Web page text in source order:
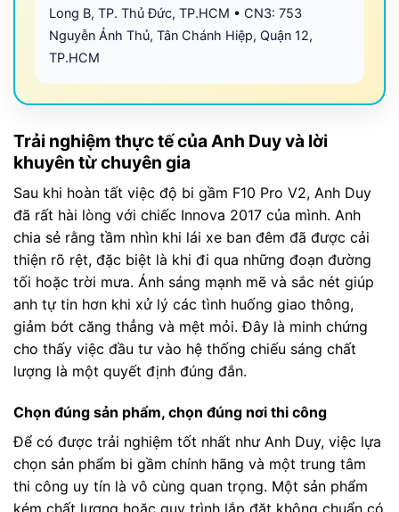
Long B, TP. Thủ Đức, TP.HCM • CN3: 753
Nguyễn Ảnh Thủ, Tân Chánh Hiệp, Quận 12,
TP.HCM
Trải nghiệm thực tế của Anh Duy và lời
khuyên từ chuyên gia
Sau khi hoàn tất việc độ bi gầm F10 Pro V2, Anh Duy
đã rất hài lòng với chiếc Innova 2017 của mình. Anh
chia sẻ rằng tầm nhìn khi lái xe ban đêm đã được cải
thiện rõ rệt, đặc biệt là khi đi qua những đoạn đường
tối hoặc trời mưa. Ánh sáng mạnh mẽ và sắc nét giúp
anh tự tin hơn khi xử lý các tình huống giao thông,
giảm bớt căng thẳng và mệt mỏi. Đây là minh chứng
cho thấy việc đầu tư vào hệ thống chiếu sáng chất
lượng là một quyết định đúng đắn.
Chọn đúng sản phẩm, chọn đúng nơi thi công
Để có được trải nghiệm tốt nhất như Anh Duy, việc lựa
chọn sản phẩm bi gầm chính hãng và một trung tâm
thi công uy tín là vô cùng quan trọng. Một sản phẩm
kém chất lượng hoặc quy trình lắp đặt không chuẩn có